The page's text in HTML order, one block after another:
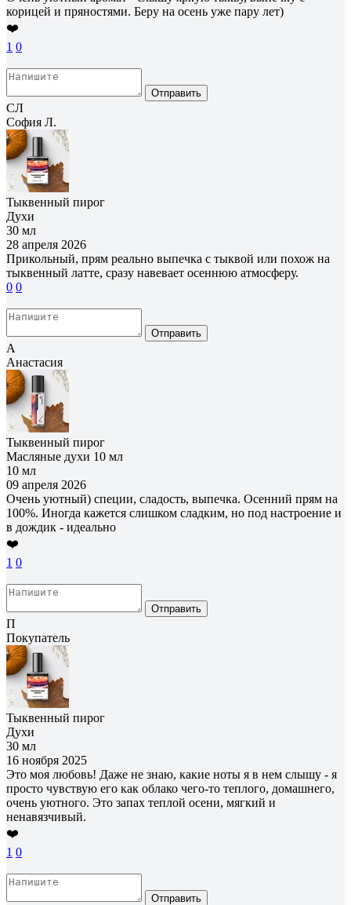
корицей и пряностями. Беру на осень уже пару лет)
❤️
1 0
Отправить
СЛ
София Л.
Тыквенный пирог
Духи
30 мл
28 апреля 2026
Прикольный, прям реально выпечка с тыквой или похож на
тыквенный латте, сразу навевает осеннюю атмосферу.
0 0
Отправить
А
Анастасия
Тыквенный пирог
Масляные духи 10 мл
10 мл
09 апреля 2026
Очень уютный) специи, сладость, выпечка. Осенний прям на
100%. Иногда кажется слишком сладким, но под настроение и
в дождик - идеально
❤️
1 0
Отправить
П
Покупатель
Тыквенный пирог
Духи
30 мл
16 ноября 2025
Это моя любовь! Даже не знаю, какие ноты я в нем слышу - я
просто чувствую его как облако чего-то теплого, домашнего,
очень уютного. Это запах теплой осени, мягкий и
ненавязчивый.
❤️
1 0
Отправить